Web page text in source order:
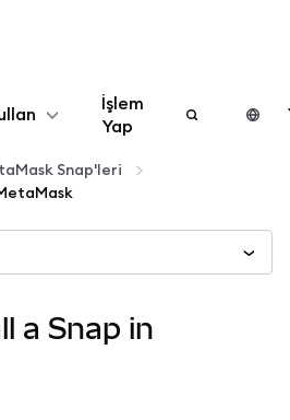
İşlem
Yap
Snap'leri
a Snap in